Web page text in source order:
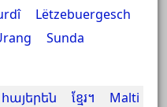
Lëtzebuergesch
Sunda
հայերեն ខ្មែរ។
Malti